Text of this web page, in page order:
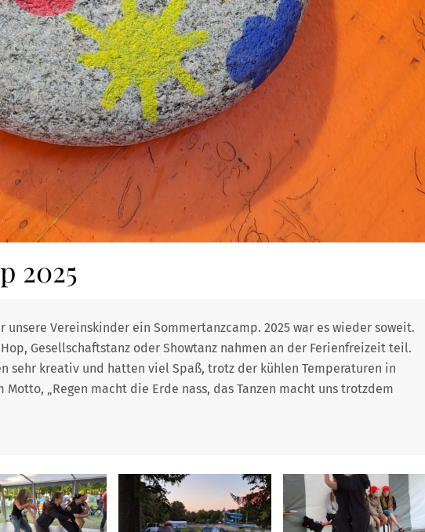
2025
unsere Vereinskinder ein Sommertanzcamp. 2025 war es wieder soweit.
Gesellschaftstanz oder Showtanz nahmen an der Ferienfreizeit teil.
sehr kreativ und hatten viel Spaß, trotz der kühlen Temperaturen in
„Regen macht die Erde nass, das Tanzen macht uns trotzdem